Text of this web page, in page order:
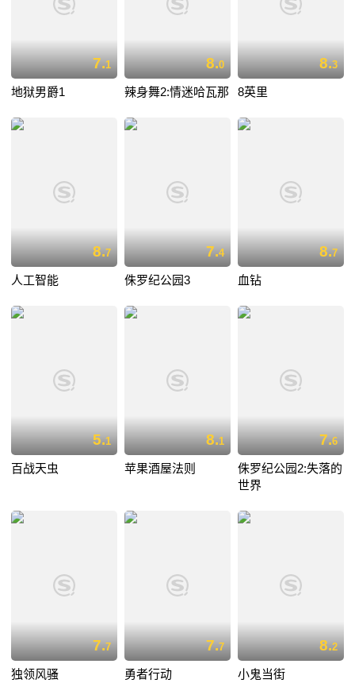
7.1
地狱男爵1
8.0
辣身舞2:情迷哈瓦那
8.3
8英里
8.7
人工智能
7.4
侏罗纪公园3
8.7
血钻
5.1
百战天虫
8.1
苹果酒屋法则
7.6
侏罗纪公园2:失落的
世界
7.7
独领风骚
7.7
勇者行动
8.2
小鬼当街